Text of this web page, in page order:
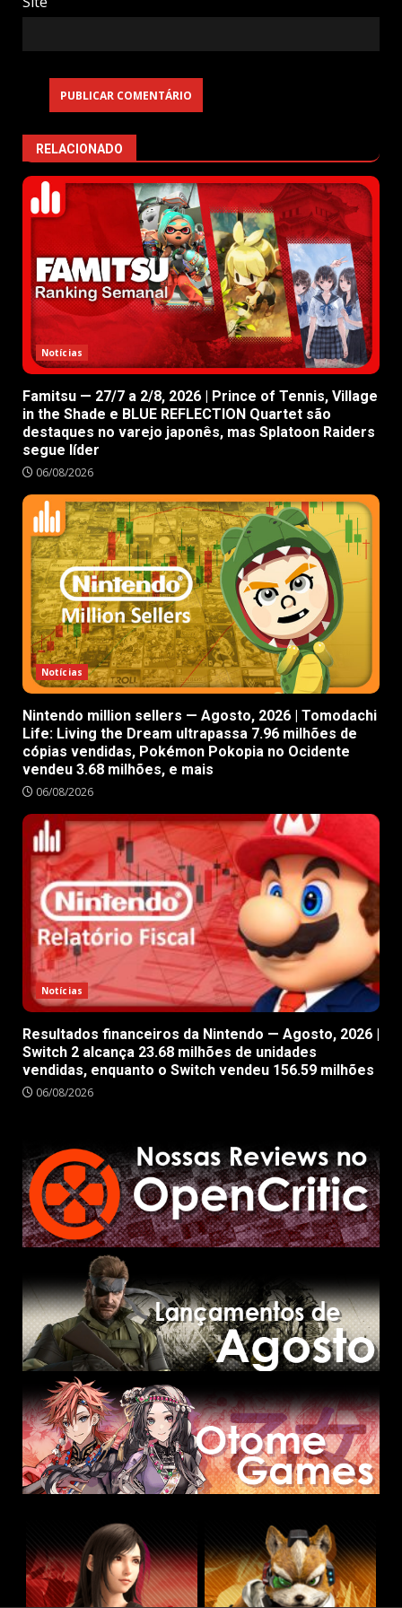
RELACIONADO
Notícias
Famitsu — 27/7 a 2/8, 2026 | Prince of Tennis, Village
in the Shade e BLUE REFLECTION Quartet são
destaques no varejo japonês, mas Splatoon Raiders
segue líder
06/08/2026
Notícias
Nintendo million sellers — Agosto, 2026 | Tomodachi
Life: Living the Dream ultrapassa 7.96 milhões de
cópias vendidas, Pokémon Pokopia no Ocidente
vendeu 3.68 milhões, e mais
06/08/2026
Notícias
Resultados financeiros da Nintendo — Agosto, 2026 |
Switch 2 alcança 23.68 milhões de unidades
vendidas, enquanto o Switch vendeu 156.59 milhões
06/08/2026